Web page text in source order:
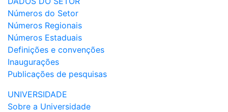
Números do Setor
Números Regionais
Números Estaduais
Definições e convenções
Inaugurações
Publicações de pesquisas
UNIVERSIDADE
Sobre a Universidade